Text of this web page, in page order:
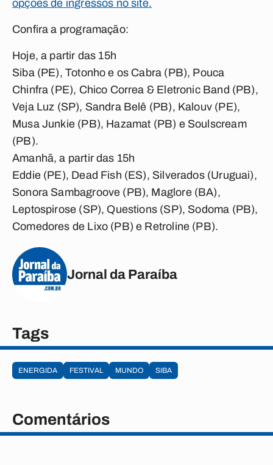
opções de ingressos no site.
Confira a programação:
Hoje, a partir das 15h
Siba (PE), Totonho e os Cabra (PB), Pouca
Chinfra (PE), Chico Correa & Eletronic Band (PB),
Veja Luz (SP), Sandra Belê (PB), Kalouv (PE),
Musa Junkie (PB), Hazamat (PB) e Soulscream
(PB).
Amanhã, a partir das 15h
Eddie (PE), Dead Fish (ES), Silverados (Uruguai),
Sonora Sambagroove (PB), Maglore (BA),
Leptospirose (SP), Questions (SP), Sodoma (PB),
Comedores de Lixo (PB) e Retroline (PB).
Jornal da Paraíba
Tags
ENERGIDA FESTIVAL MUNDO SIBA
Comentários